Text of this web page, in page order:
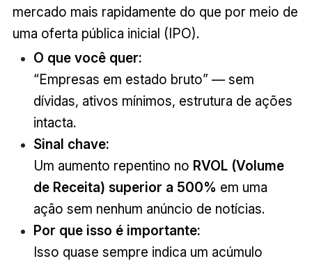
mercado mais rapidamente do que por meio de
uma oferta pública inicial (IPO).
O que você quer:
“Empresas em estado bruto” — sem
dívidas, ativos mínimos, estrutura de ações
intacta.
Sinal chave:
Um aumento repentino no RVOL (Volume
de Receita) superior a 500% em uma
ação sem nenhum anúncio de notícias.
Por que isso é importante:
Isso quase sempre indica um acúmulo